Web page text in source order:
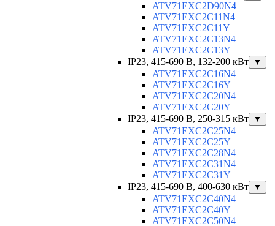
ATV71EXC2D90N4
ATV71EXC2C11N4
ATV71EXC2C11Y
ATV71EXC2C13N4
ATV71EXC2C13Y
IP23, 415-690 B, 132-200 кВт
▼
ATV71EXC2C16N4
ATV71EXC2C16Y
ATV71EXC2C20N4
ATV71EXC2C20Y
IP23, 415-690 B, 250-315 кВт
▼
ATV71EXC2C25N4
ATV71EXC2C25Y
ATV71EXC2C28N4
ATV71EXC2C31N4
ATV71EXC2C31Y
IP23, 415-690 B, 400-630 кВт
▼
ATV71EXC2C40N4
ATV71EXC2C40Y
ATV71EXC2C50N4